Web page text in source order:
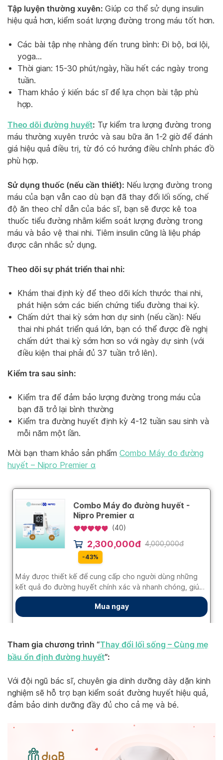
Tập luyện thường xuyên: Giúp cơ thể sử dụng insulin
hiệu quả hơn, kiểm soát lượng đường trong máu tốt hơn.
Các bài tập nhẹ nhàng đến trung bình: Đi bộ, bơi lội,
yoga…
Thời gian: 15-30 phút/ngày, hầu hết các ngày trong
tuần.
Tham khảo ý kiến bác sĩ để lựa chọn bài tập phù
hợp.
Theo dõi đường huyết: Tự kiểm tra lượng đường trong
máu thường xuyên trước và sau bữa ăn 1-2 giờ để đánh
giá hiệu quả điều trị, từ đó có hướng điều chỉnh phác đồ
phù hợp.
Sử dụng thuốc (nếu cần thiết): Nếu lượng đường trong
máu của bạn vẫn cao dù bạn đã thay đổi lối sống, chế
độ ăn theo chỉ dẫn của bác sĩ, bạn sẽ được kê toa
thuốc tiểu đường nhằm kiểm soát lượng đường trong
máu và bảo vệ thai nhi. Tiêm insulin cũng là liệu pháp
được cân nhắc sử dụng.
Theo dõi sự phát triển thai nhi:
Khám thai định kỳ để theo dõi kích thước thai nhi,
phát hiện sớm các biến chứng tiểu đường thai kỳ.
Chấm dứt thai kỳ sớm hơn dự sinh (nếu cần): Nếu
thai nhi phát triển quá lớn, bạn có thể được đề nghị
chấm dứt thai kỳ sớm hơn so với ngày dự sinh (với
điều kiện thai phải đủ 37 tuần trở lên).
Kiểm tra sau sinh:
Kiểm tra để đảm bảo lượng đường trong máu của
bạn đã trở lại bình thường
Kiểm tra đường huyết định kỳ 4-12 tuần sau sinh và
mỗi năm một lần.
Mời bạn tham khảo sản phẩm Combo Máy đo đường
huyết – Nipro Premier α
Tham gia chương trình “Thay đổi lối sống – Cùng mẹ
bầu ổn định đường huyết”:
Với đội ngũ bác sĩ, chuyên gia dinh dưỡng dày dặn kinh
nghiệm sẽ hỗ trợ bạn kiểm soát đường huyết hiệu quả,
đảm bảo dinh dưỡng đầy đủ cho cả mẹ và bé.